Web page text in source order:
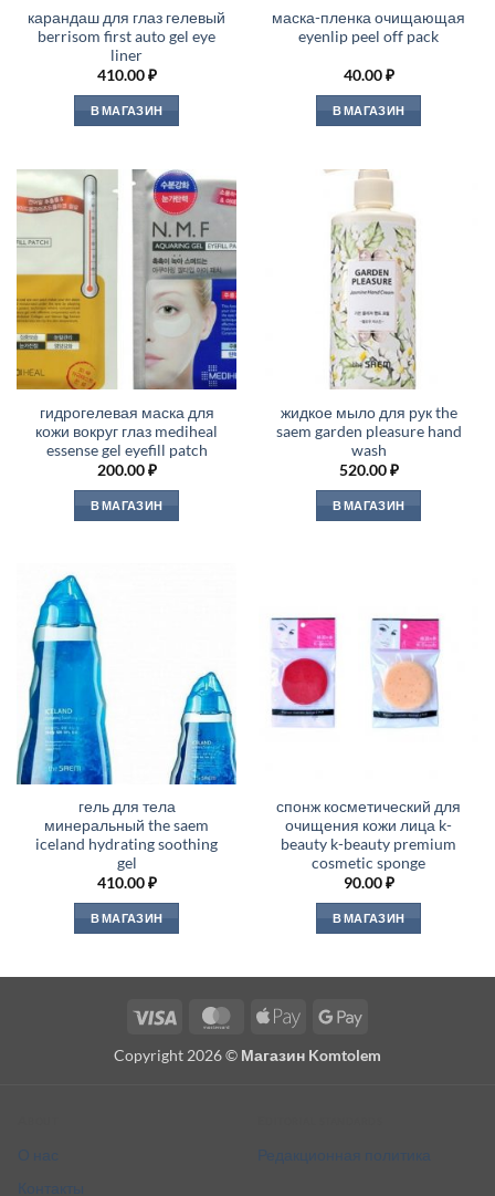
карандаш для глаз гелевый
berrisom first auto gel eye
liner
410.00₽
В МАГАЗИН
маска-пленка очищающая
eyenlip peel off pack
40.00₽
В МАГАЗИН
гидрогелевая маска для
кожи вокруг глаз mediheal
essense gel eyefill patch
200.00₽
В МАГАЗИН
жидкое мыло для рук the
saem garden pleasure hand
wash
520.00₽
В МАГАЗИН
гель для тела
минеральный the saem
iceland hydrating soothing
gel
410.00₽
В МАГАЗИН
спонж косметический для
очищения кожи лица k-
beauty k-beauty premium
cosmetic sponge
90.00₽
В МАГАЗИН
Visa MasterCardApple
Google
Copyright 2026 © Магазин Komtolem
О нас
Контакты
Редакционная политика